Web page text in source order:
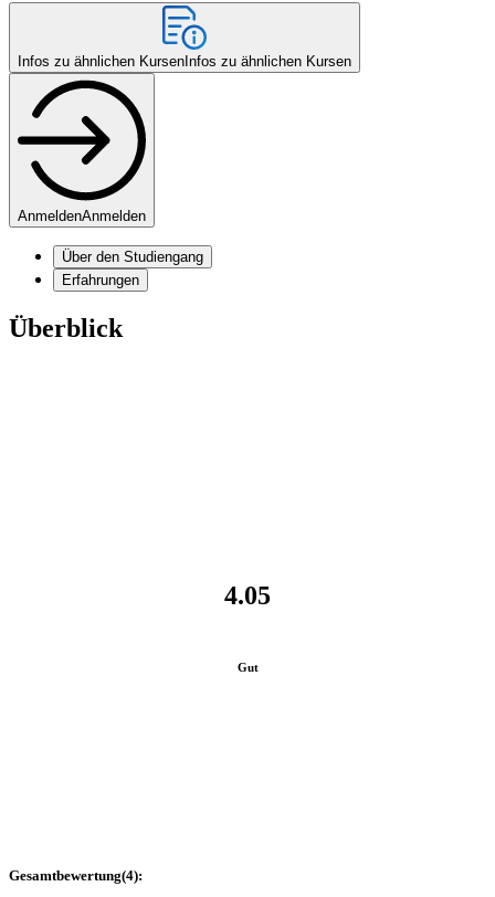
Infos zu ähnlichen Kursen Infos zu ähnlichen Kursen
AnmeldenAnmelden
Über den Studiengang
Erfahrungen
Überblick
4.05
Gut
Gesamtbewertung(4):